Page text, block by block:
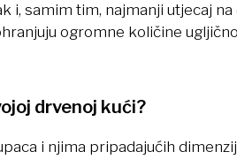
i, samim tim, najmanji utjecaj
ogromne količine
drvenoj kući?
i njima pripadajućih